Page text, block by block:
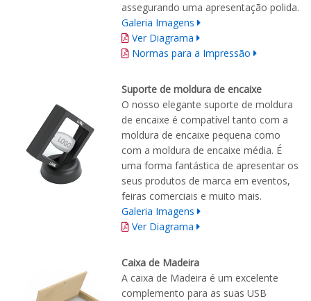
assegurando uma apresentação polida.
Galeria Imagens
Ver Diagrama
Normas para a Impressão
Suporte de moldura de encaixe
O nosso elegante suporte de moldura
de encaixe é compatível tanto com a
moldura de encaixe pequena como
com a moldura de encaixe média. É
uma forma fantástica de apresentar os
seus produtos de marca em eventos,
feiras comerciais e muito mais.
Galeria Imagens
Ver Diagrama
Caixa de Madeira
A caixa de Madeira é um excelente
complemento para as suas USB